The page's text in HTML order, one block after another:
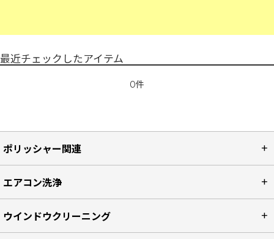
最近チェックしたアイテム
0件
ポリッシャー関連
エアコン洗浄
ウインドウクリーニング